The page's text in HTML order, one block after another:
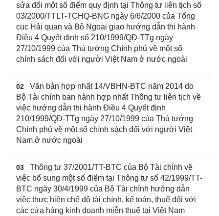
sửa đổi một số điểm quy định tại Thông tư liên tịch số
03/2000/TTLT-TCHQ-BNG ngày 6/6/2000 của Tổng
cục Hải quan và Bộ Ngoại giao hướng dẫn thi hành
Điều 4 Quyết định số 210/1999/QĐ-TTg ngày
27/10/1999 của Thủ tướng Chính phủ về một số
chính sách đối với người Việt Nam ở nước ngoài
02
Văn bản hợp nhất 14/VBHN-BTC năm 2014 do
Bộ Tài chính ban hành hợp nhất Thông tư liên tịch về
việc hướng dẫn thi hành Điều 4 Quyết định
210/1999/QĐ-TTg ngày 27/10/1999 của Thủ tướng
Chính phủ về một số chính sách đối với người Việt
Nam ở nước ngoài
03
Thông tư 37/2001/TT-BTC của Bộ Tài chính về
việc bổ sung một số điểm tại Thông tư số 42/1999/TT-
BTC ngày 30/4/1999 của Bộ Tài chính hướng dẫn
việc thực hiện chế độ tài chính, kế toán, thuế đối với
các cửa hàng kinh doanh miễn thuế tại Việt Nam